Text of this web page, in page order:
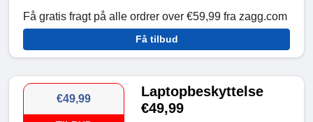
Få gratis fragt på alle ordrer over €59,99 fra zagg.com
Få tilbud
€49,99
Laptopbeskyttelse
€49,99